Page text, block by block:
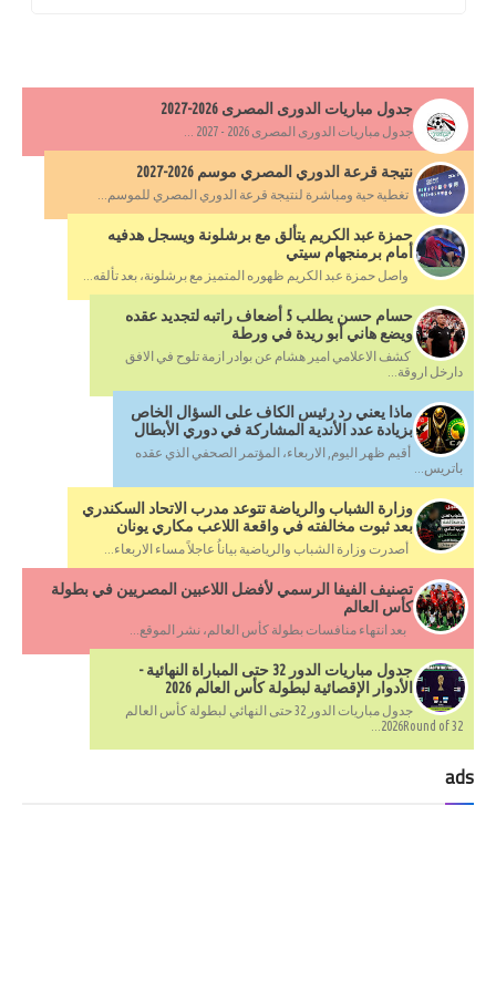
جدول مباريات الدورى المصرى 2026-2027
جدول مباريات الدورى المصرى 2026 - 2027 ...
نتيجة قرعة الدوري المصري موسم 2026-2027
تغطية حية ومباشرة لنتيجة قرعة الدوري المصري للموسم...
حمزة عبد الكريم يتألق مع برشلونة ويسجل هدفيه
أمام برمنجهام سيتي
واصل حمزة عبد الكريم ظهوره المتميز مع برشلونة، بعد تألقه...
حسام حسن يطلب 5 أضعاف راتبه لتجديد عقده
ويضع هاني أبو ريدة في ورطة
كشف الاعلامي امير هشام عن بوادر ازمة تلوح في الافق
دارخل اروقة...
ماذا يعني رد رئيس الكاف على السؤال الخاص
بزيادة عدد الأندية المشاركة في دوري الأبطال
أقيم ظهر اليوم, الاربعاء، المؤتمر الصحفي الذي عقده
باتريس...
وزارة الشباب والرياضة تتوعد مدرب الاتحاد السكندري
بعد ثبوت مخالفته في واقعة اللاعب مكاري يونان
أصدرت وزارة الشباب والرياضية بياناُ عاجلاً مساء الاربعاء...
تصنيف الفيفا الرسمي لأفضل اللاعبين المصريين في بطولة
كأس العالم
بعد انتهاء منافسات بطولة كأس العالم، نشر الموقع...
جدول مباريات الدور 32 حتى المباراة النهائية -
الأدوار الإقصائية لبطولة كأس العالم 2026
جدول مباريات الدور 32 حتى النهائي لبطولة كأس العالم
2026Round of 32...
ads